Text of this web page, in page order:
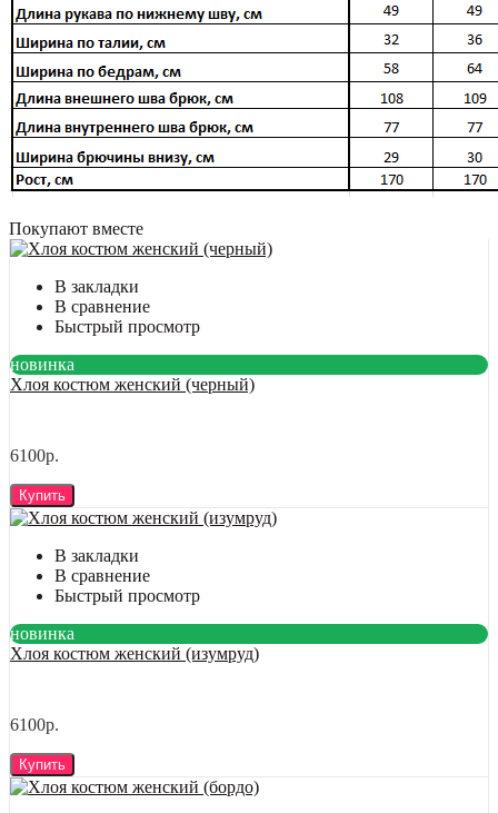
Покупают вместе
В закладки
В сравнение
Быстрый просмотр
новинка
Хлоя костюм женский (черный)
6100р.
Купить
В закладки
В сравнение
Быстрый просмотр
новинка
Хлоя костюм женский (изумруд)
6100р.
Купить